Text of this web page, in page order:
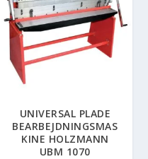
UNIVERSAL PLADE
BEARBEJDNINGSMAS
KINE HOLZMANN
UBM 1070